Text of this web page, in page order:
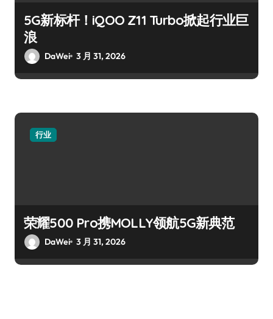
5G新标杆！iQOO Z11 Turbo掀起行业巨
浪
DaWei 3 月 31, 2026
行业
荣耀500 Pro携MOLLY领航5G新典范
DaWei 3 月 31, 2026